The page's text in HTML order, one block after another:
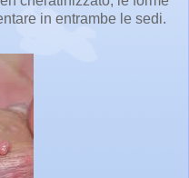
in entrambe le sedi.